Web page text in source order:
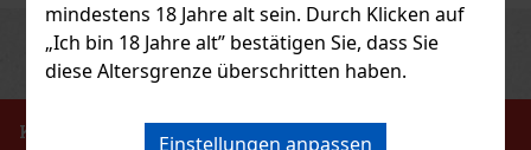
mindestens 18 Jahre alt sein. Durch Klicken auf
„Ich bin 18 Jahre alt” bestätigen Sie, dass Sie
diese Altersgrenze überschritten haben.
Einstellungen anpassen
Rabatt: 24%
PreviousNext
KEIN VERKAUF VON TABAKERZEUGNISSEN AN